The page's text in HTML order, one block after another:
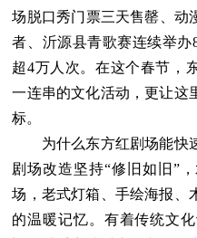
场脱口秀门票三天售罄、动
者、沂源县青歌赛连续举
超4万人次。在这个春节
一连串的文化活动，更让这
标。
为什么东方红剧场能快速
剧场改造坚持“修旧如旧”
场，老式灯箱、手绘海报、
的温暖记忆。有着传统文